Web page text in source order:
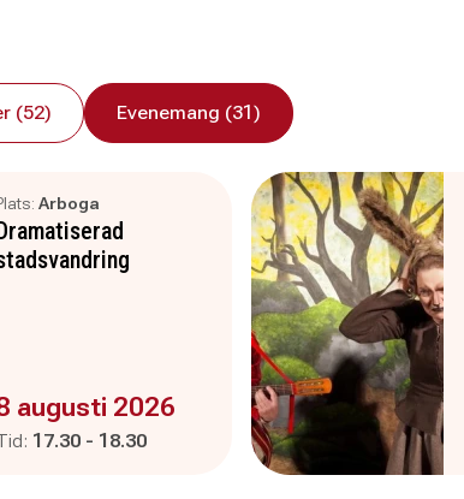
(52) Evenemang (31)
Arboga
är :
augusti 2026
Pågår mellan
17.30 - och
18.30